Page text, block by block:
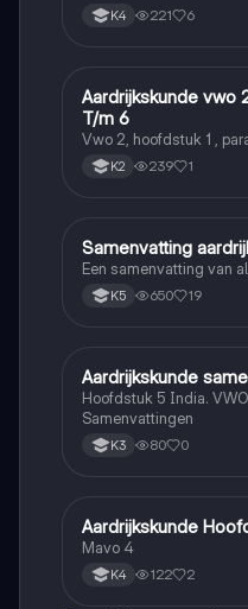
K4 221 6
Aardrijkskunde
Aardrijkskunde vwo
T/m 6
Vwo 2, hoofdstuk 1 ,
K2 239 1
Aardrijkskunde
Samenvatting
Een samenvatting van
K5 650 19
Aardrijkskunde
Aardrijkskunde
Hoofdstuk 5 India.
Samenvattingen
K3 80 0
Aardrijkskunde
Aardrijkskunde
Mavo 4
K4 122 2